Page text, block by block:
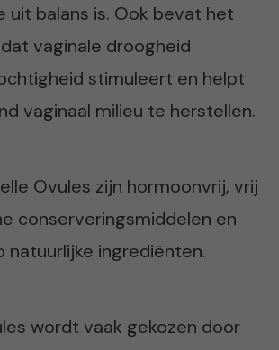
uit balans is. Ook bevat het
vaginale droogheid
stimuleert en helpt
vaginaal milieu te herstellen.
Ovules zijn hormoonvrij, vrij
conserveringsmiddelen en
natuurlijke ingrediënten.
wordt vaak gekozen door